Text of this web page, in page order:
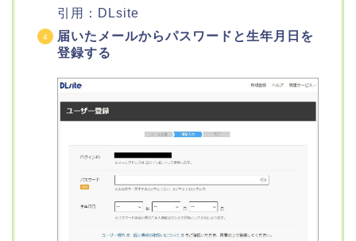
引用：DLsite
届いたメールからパスワードと生年月日を
登録する